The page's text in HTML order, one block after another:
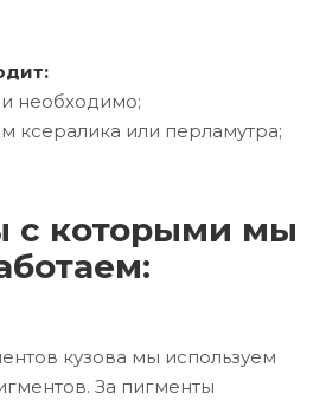
необходимо;
ксералика или перламутра;
с которыми мы
кузова мы используем
За пигменты